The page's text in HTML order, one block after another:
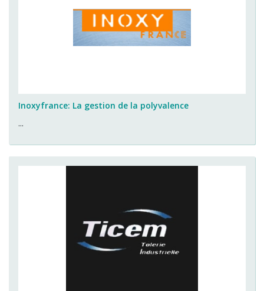
Inoxyfrance: La gestion de la polyvalence
...